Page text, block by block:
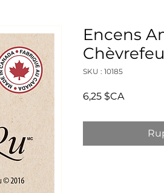
Encens
SKU : 10185
6,25 $CAPrix